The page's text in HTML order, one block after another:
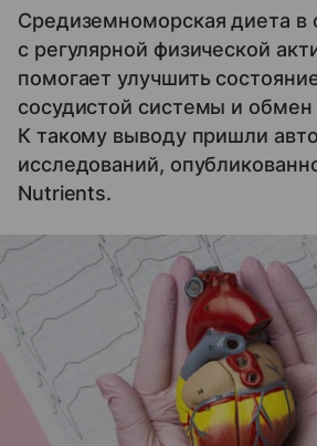
Средиземноморская диета в
с регулярной физической
помогает улучшить
сосудистой системы и
К такому выводу пришли
исследований,
Nutrients.